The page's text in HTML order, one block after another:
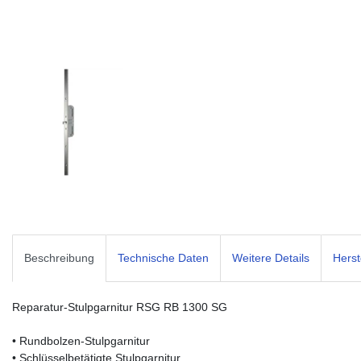
Beschreibung Technische Daten Weitere Details
Reparatur-Stulpgarnitur RSG RB 1300 SG
• Rundbolzen-Stulpgarnitur
• Schlüsselbetätigte Stulpgarnitur